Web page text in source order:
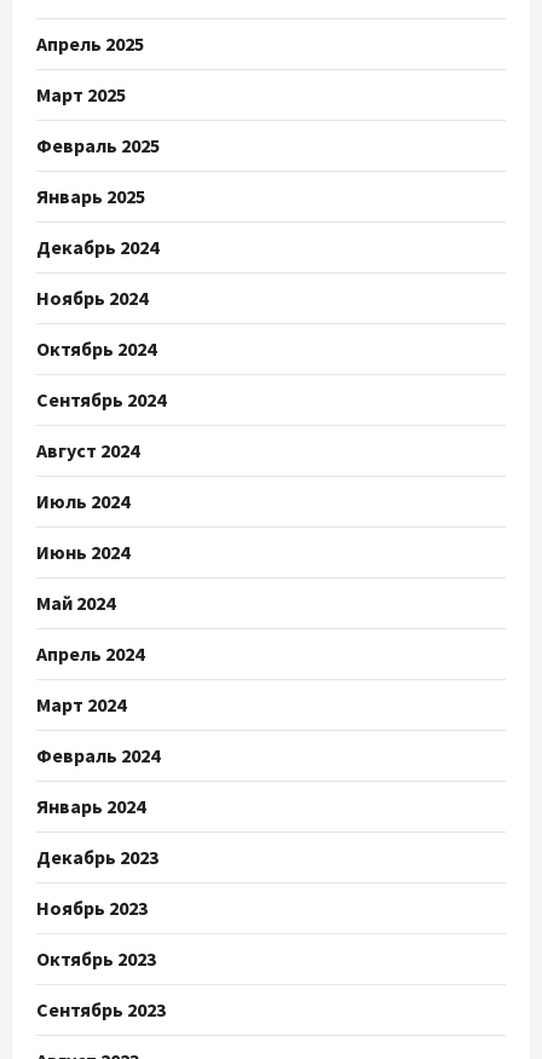
Апрель 2025
Март 2025
Февраль 2025
Январь 2025
Декабрь 2024
Ноябрь 2024
Октябрь 2024
Сентябрь 2024
Август 2024
Июль 2024
Июнь 2024
Май 2024
Апрель 2024
Март 2024
Февраль 2024
Январь 2024
Декабрь 2023
Ноябрь 2023
Октябрь 2023
Сентябрь 2023